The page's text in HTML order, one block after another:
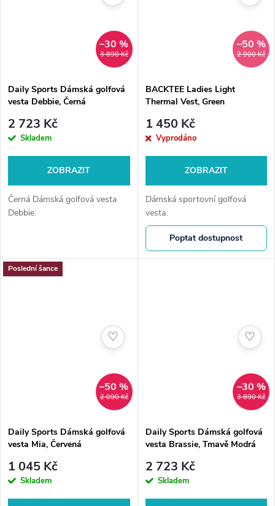
3 890 Kč
–30 %
Daily Sports Dámská golfová
vesta Debbie, Černá
2 723 Kč
Skladem
ZOBRAZIT
Černá Dámská golfová vesta
Debbie.
2 900 Kč
–50 %
BACKTEE Ladies Light
Thermal Vest, Green
1 450 Kč
Vyprodáno
ZOBRAZIT
Dámská sportovní golfová
vesta.
Poptat dostupnost
Poslední šance
2 090 Kč
–50 %
Daily Sports Dámská golfová
vesta Mia, Červená
1 045 Kč
Skladem
♡
3 890 Kč
–30 %
Daily Sports Dámská golfová
vesta Brassie, Tmavě Modrá
2 723 Kč
Skladem
♡